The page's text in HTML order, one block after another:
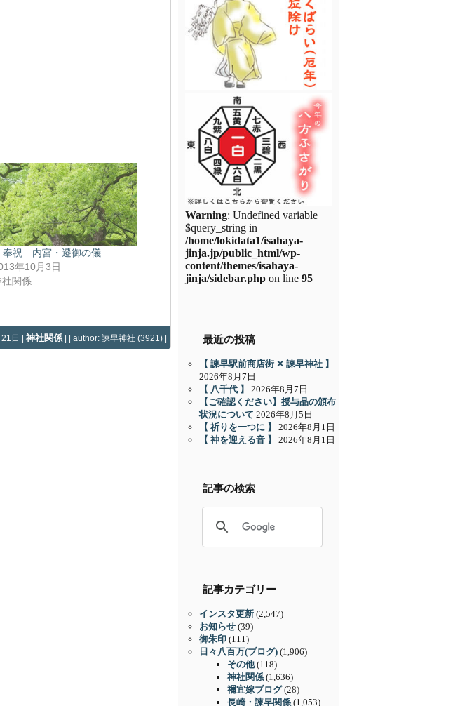
奉祝 内宮・遷御の儀
年10月3日
社関係
日 | 神社関係 | | author: 諫早神社 (3921) |
Warning: Undefined variable
$query_string in
/home/lokidata1/isahaya-
jinja.jp/public_html/wp-
content/themes/isahaya-
jinja/sidebar.php on line 95
最近の投稿
【 諫早駅前商店街 ✕ 諫早神社 】
2026年8月7日
【 八千代 】
2026年8月7日
【ご確認ください】授与品の頒布
状況について 2026年8月5日
【 祈りを一つに 】
2026年8月1日
【 神を迎える音 】
2026年8月1日
記事の検索
記事カテゴリー
インスタ更新 (2,547)
お知らせ (39)
御朱印 (111)
日々八百万(ブログ) (1,906)
その他(118)
神社関係 (1,636)
禰宜嫁ブログ(28)
長崎・諫早関係 (1,053)